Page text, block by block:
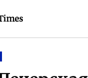
Moscow